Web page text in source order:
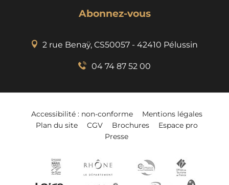
Abonnez-vous
2 rue Benaÿ, CS50057 - 42410 Pélussin
04 74 87 52 00
Accessibilité : non-conforme
Mentions légales
Plan du site
CGV Brochures
Espace pro
Presse